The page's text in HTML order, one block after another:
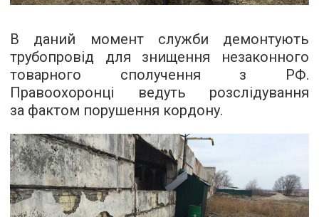
В даний момент служби демонтують
трубопровід для знищення незаконного
товарного сполучення з РФ.
Правоохоронці ведуть розслідування
за фактом порушення кордону.